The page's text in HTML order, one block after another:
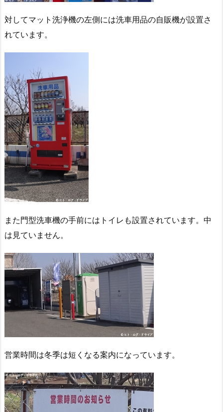
対してマット洗浄機の左側には洗車用品の自販機が設置さ
れています。
また門型洗車機の手前にはトイレも設置されています。中
は見ていません。
営業時間は冬季は短くなる案内になっています。